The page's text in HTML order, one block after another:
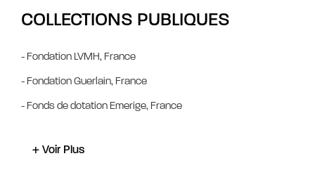
COLLECTIONS PUBLIQUES
- Fondation LVMH, France
- Fondation Guerlain, France
- Fonds de dotation Emerige, France
+ Voir Plus